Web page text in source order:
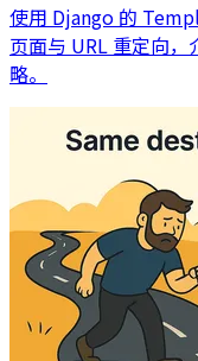
使用 Django 的
页面与 URL 重定向
略。